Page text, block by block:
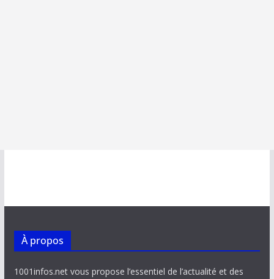
À propos
1001infos.net vous propose l’essentiel de l’actualité et des